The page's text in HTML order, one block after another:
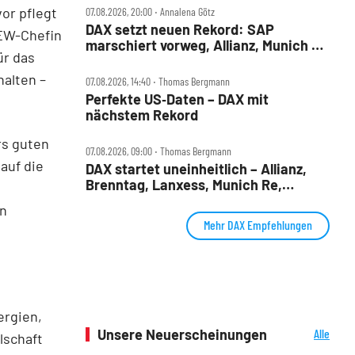
pflegt
Chefin
das
–
guten
die
07.08.2026, 20:00 ‧ Annalena Götz
DAX setzt neuen Rekord: SAP
marschiert vorweg, Allianz, Munich Re
07.08.2026, 14:40 ‧ Thomas Bergmann
Perfekte US‑Daten – DAX mit
nächstem Rekord
07.08.2026, 09:00 ‧ Thomas Bergmann
DAX startet uneinheitlich – Allianz,
Brenntag, Lanxess, Munich Re,
Mehr DAX Empfehlungen
Unsere Neuerscheinungen
Alle